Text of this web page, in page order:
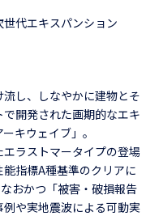
代エキスパンション
し、しなやかに建物とそ
開発された画期的なエキ
キウェイブ」。
ラストマータイプの登場
指標A種基準のクリアに
おかつ「被害・破損報告
や実地震波による可動実